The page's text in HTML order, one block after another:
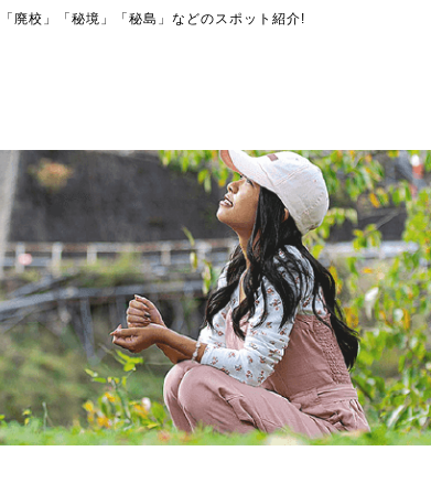
廃校」「秘境」「秘島」などのスポット紹介!